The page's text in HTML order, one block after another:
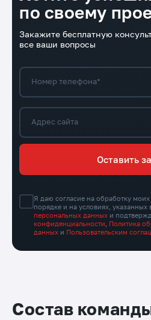
по своему
Закажите бесплатную
все ваши вопросы
Номер телефона*
Адрес сайта
Оставить
Я даю согласие на обработку
порядке и на условиях, указанных
персональных данных и
конфиденциальности
Политика
данных и Пользовательским
Состав